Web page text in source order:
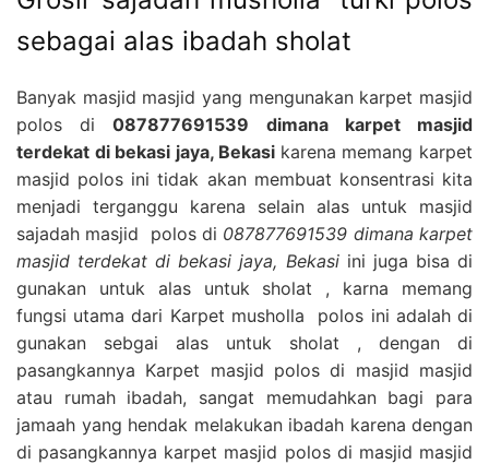
sebagai alas ibadah sholat
Banyak masjid masjid yang mengunakan karpet masjid
polos di087877691539 dimana karpet masjid
terdekat di bekasi jaya, Bekasi karena memang karpet
masjid polos ini tidak akan membuat konsentrasi kita
menjadi terganggu karena selain alas untuk masjid
sajadah masjid polos di 087877691539 dimana karpet
masjid terdekat di bekasi jaya, Bekasiini juga bisa di
gunakan untuk alas untuk sholat , karna memang
fungsi utama dari Karpet musholla polos ini adalah di
gunakan sebgai alas untuk sholat , dengan di
pasangkannya Karpet masjid polos di masjid masjid
atau rumah ibadah, sangat memudahkan bagi para
jamaah yang hendak melakukan ibadah karena dengan
di pasangkannya karpet masjid polos di masjid masjid